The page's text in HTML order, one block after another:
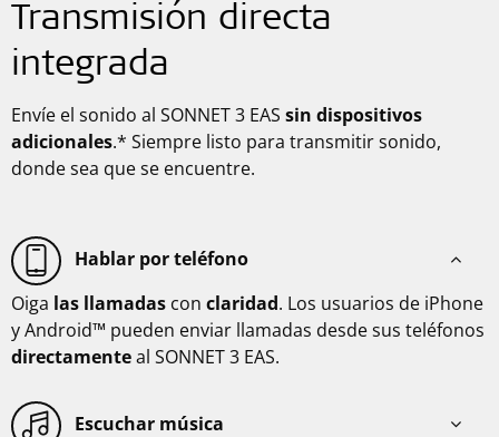
Transmisión directa
integrada
Envíe el sonido al SONNET 3 EAS sin dispositivos
adicionales.* Siempre listo para transmitir sonido,
donde sea que se encuentre.
Hablar por teléfono
Oiga las llamadas con claridad. Los usuarios de iPhone
y Android™ pueden enviar llamadas desde sus teléfonos
directamenteal SONNET 3 EAS.
Escuchar música